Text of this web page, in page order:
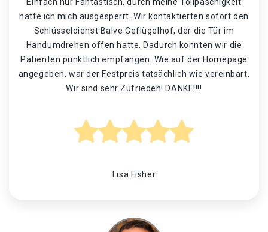
hatte ich mich ausgesperrt. Wir kontaktierten sofort den
Schlüsseldienst Balve Geflügelhof, der die Tür im
Handumdrehen offen hatte. Dadurch konnten wir die
Patienten pünktlich empfangen. Wie auf der Homepage
angegeben, war der Festpreis tatsächlich wie vereinbart.
Wir sind sehr Zufrieden! DANKE!!!!
Lisa Fisher